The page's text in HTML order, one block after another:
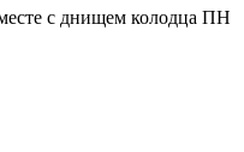
с днищем колодца ПН